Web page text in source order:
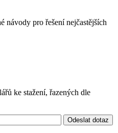
návody pro řešení nejčastějších
ke stažení, řazených dle
Odeslat dotaz